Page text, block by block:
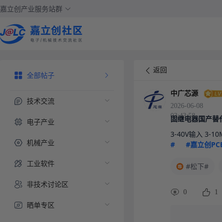
嘉立创产业服务站群
全部帖子
技术交流
电子产业
机械产业
工业软件
非技术讨论区
晒单专区
返回
中广芯源
2026-06-08
03:43:58
固继电器国产替
3-40V输入 3-
#
#嘉立创
#松下#
0 1